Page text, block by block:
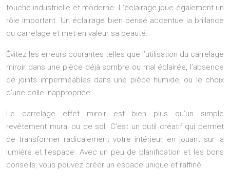
touche industrielle et moderne. L’éclairage joue également un
rôle important. Un éclairage bien pensé accentue la brillance
du carrelage et met en valeur sa beauté.
Évitez les erreurs courantes telles que l’utilisation du carrelage
miroir dans une pièce déjà sombre ou mal éclairée, l’absence
de joints imperméables dans une pièce humide, ou le choix
d’une colle inappropriée.
Le carrelage effet miroir est bien plus qu’un simple
revêtement mural ou de sol. C’est un outil créatif qui permet
de transformer radicalement votre intérieur, en jouant sur la
lumière et l’espace. Avec un peu de planification et les bons
conseils, vous pouvez créer un espace unique et raffiné.